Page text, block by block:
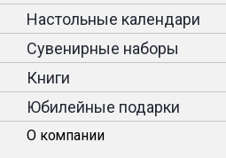
Настольные календари
Сувенирные наборы
Книги
Юбилейные подарки
О компании